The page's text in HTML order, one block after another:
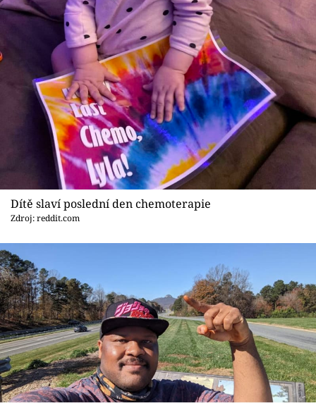
Sledujte prima+
Přihlášení
Sledujte nás
Dítě slaví poslední den chemoterapie
Zdroj: reddit.com